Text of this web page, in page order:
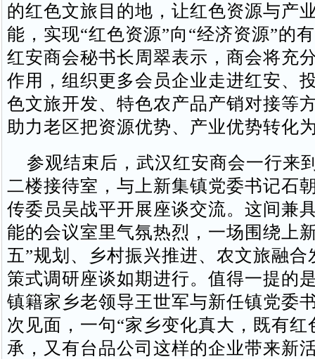
的红色文旅目的地，让红色资源与产
能，实现“红色资源”向“经济资源”的
红安商会秘书长周翠表示，商会将充
作用，组织更多会员企业走进红安、
色文旅开发、特色农产品产销对接等
助力老区把资源优势、产业优势转化
参观结束后，武汉红安商会一行来
二楼接待室，与上新集镇党委书记石
传委员吴战平开展座谈交流。这间兼
能的会议室里气氛热烈，一场围绕上
五”规划、乡村振兴推进、农文旅融合
策式调研座谈如期进行。值得一提的
镇籍家乡老领导王世军与新任镇党委
次见面，一句“家乡变化真大，既有红
承，又有台品公司这样的企业带来新